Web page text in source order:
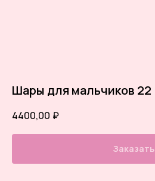
Шары для мальчиков 22
4400,00 ₽
Заказать